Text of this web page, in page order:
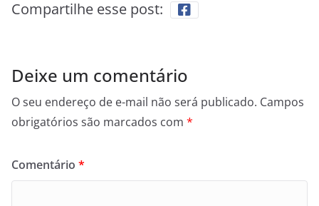
Compartilhe esse post:
Deixe um comentário
O seu endereço de e-mail não será publicado. Campos
obrigatórios são marcados com *
Comentário *